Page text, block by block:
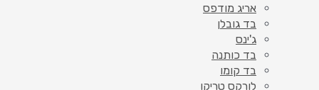
אריג מודפס
בד גובלן
ג'ינס
בד כותנה
בד קומו
לורקס טריקו